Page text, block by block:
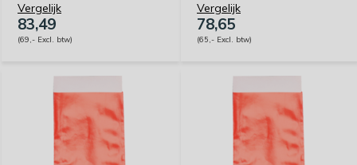
Vergelijk
83,49
(69,- Excl. btw)
Vergelijk
78,65
(65,- Excl. btw)